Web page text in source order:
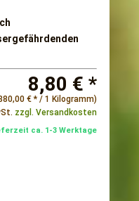
8,80 € *
€ * / 1 Kilogramm)
zzgl. Versandkosten
ca. 1-3 Werktage